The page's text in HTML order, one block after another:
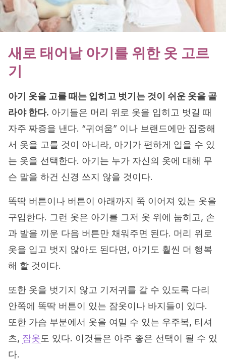
새로 태어날 아기를 위한 옷 고르
기
아기 옷을 고를 때는 입히고 벗기는 것이 쉬운 옷을 골
라야 한다. 아기들은 머리 위로 옷을 입히고 벗길 때
자주 짜증을 낸다. “귀여움” 이나 브랜드에만 집중해
서 옷을 고를 것이 아니라, 아기가 편하게 입을 수 있
는 옷을 선택한다. 아기는 누가 자신의 옷에 대해 무
슨 말을 하건 신경 쓰지 않을 것이다.
똑딱 버튼이나 버튼이 아래까지 쭉 이어져 있는 옷을
구입한다. 그런 옷은 아기를 그저 옷 위에 눕히고, 손
과 발을 끼운 다음 버튼만 채워주면 된다. 머리 위로
옷을 입고 벗지 않아도 된다면, 아기도 훨씬 더 행복
해 할 것이다.
또한 옷을 벗기지 않고 기저귀를 갈 수 있도록 다리
안쪽에 똑딱 버튼이 있는 잠옷이나 바지들이 있다.
또한 가슴 부분에서 옷을 여밀 수 있는 우주복, 티셔
츠, 잠옷도 있다. 이것들은 아주 좋은 선택이 될 수 있
다.